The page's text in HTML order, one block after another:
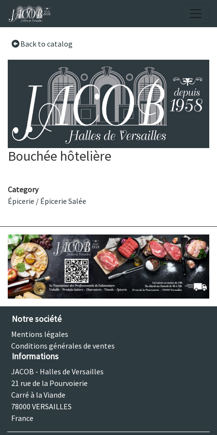
Back to catalog
Bouchée hôtelière
Category
Épicerie / Épicerie Salée
Notre société
Mentions légales
Conditions générales de ventes
Informations
JACOB - Halles de Versailles
21 rue de la Pourvoierie
Carré à la Viande
78000 VERSAILLES
France